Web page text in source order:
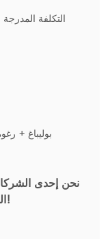
بوليباغ +
نحن إحدى
، نرحب باستفسارك!